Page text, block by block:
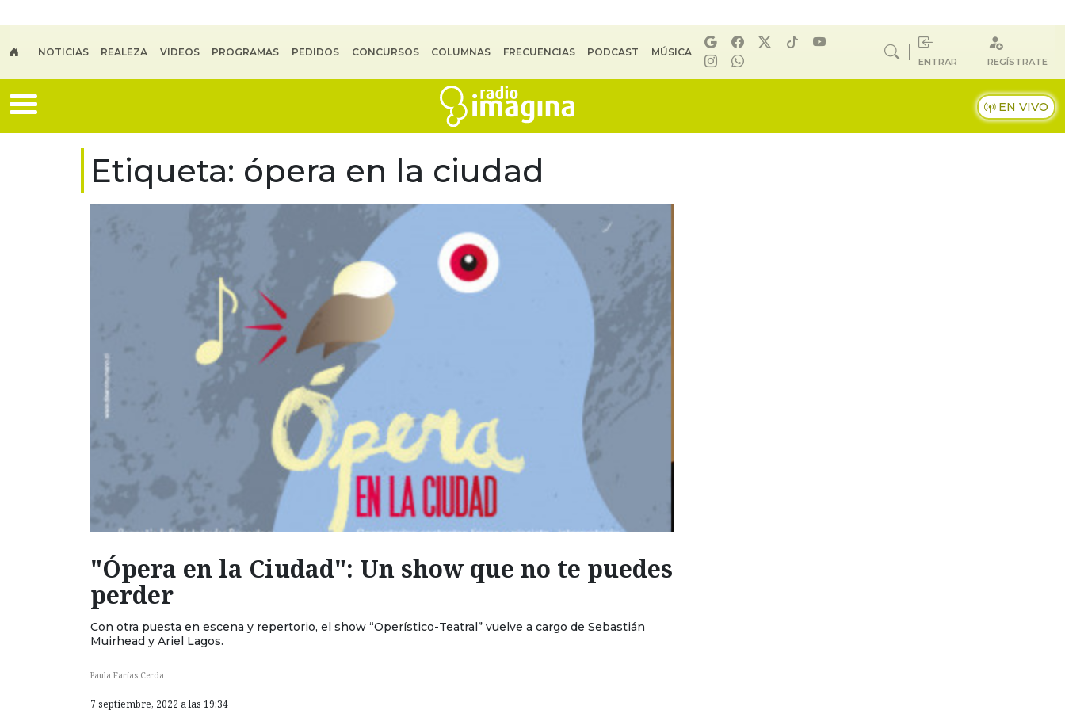
NOTICIAS REALEZA VIDEOS PROGRAMAS PEDIDOS CONCURSOS COLUMNAS FRECUENCIAS PODCAST MÚSICA
ENTRAR REGÍSTRATE
EN VIVO
Etiqueta: ópera en la ciudad
"Ópera en la Ciudad": Un show que no te puedes
perder
Con otra puesta en escena y repertorio, el show “Operístico-Teatral” vuelve a cargo de Sebastián
Muirhead y Ariel Lagos.
Paula Farías Cerda
7 septiembre, 2022 a las 19:34